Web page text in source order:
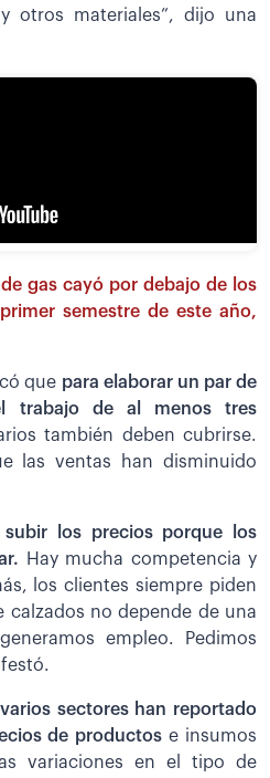
otros materiales”, dijo una
gas cayó por debajo de los
semestre de este año,
que para elaborar un par de
trabajo de al menos tres
también deben cubrirse.
las ventas han disminuido
los precios porque los
Hay mucha competencia y
los clientes siempre piden
calzados no depende de una
empleo. Pedimos
varios sectores han reportado
de productose insumos
variaciones en el tipo de